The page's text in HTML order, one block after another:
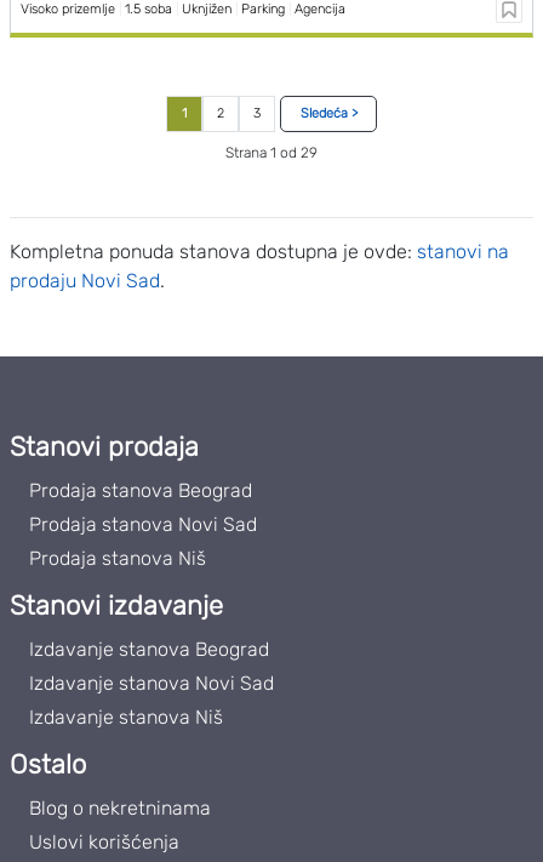
Visoko prizemlje 1.5 soba Uknjižen Parking Agencija
1 2 3 Sledeća >
Strana 1 od 29
Kompletna ponuda stanova dostupna je ovde: stanovi na
prodaju Novi Sad.
Stanovi prodaja
Prodaja stanova Beograd
Prodaja stanova Novi Sad
Prodaja stanova Niš
Stanovi izdavanje
Izdavanje stanova Beograd
Izdavanje stanova Novi Sad
Izdavanje stanova Niš
Ostalo
Blog o nekretninama
Uslovi korišćenja